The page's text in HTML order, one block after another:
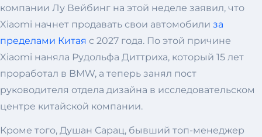
компании Лу Вейбинг на этой неделе заявил, что
Xiaomi начнет продавать свои автомобили за
пределами Китая с 2027 года. По этой причине
Xiaomi наняла Рудольфа Диттриха, который 15 лет
проработал в BMW, а теперь занял пост
руководителя отдела дизайна в исследовательском
центре китайской компании.
Кроме того, Душан Сарац, бывший топ-менеджер